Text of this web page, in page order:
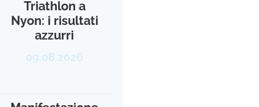
Triathlon a
Nyon: i risultati
azzurri
09.08.2026